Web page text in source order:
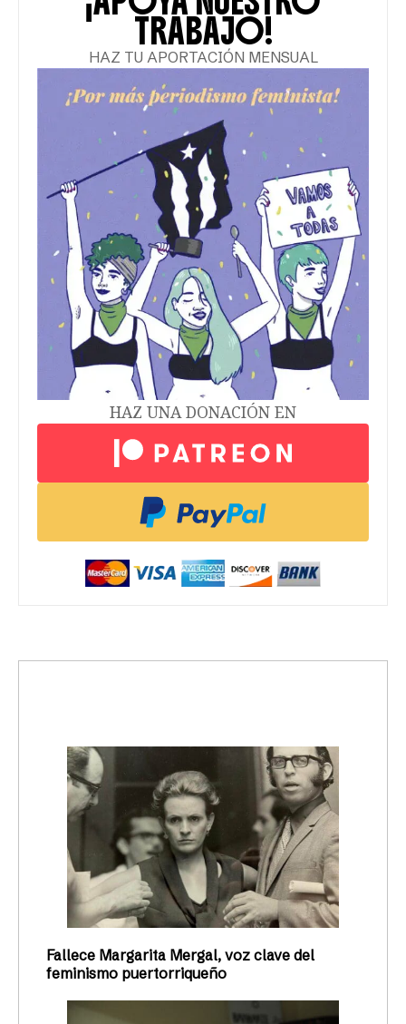
TRABAJO!
HAZ TU APORTACIÓN MENSUAL
HAZ UNA DONACIÓN EN
Fallece Margarita Mergal, voz clave del
feminismo puertorriqueño